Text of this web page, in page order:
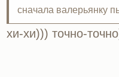
сначала валерьянку
хи-хи))) точно-